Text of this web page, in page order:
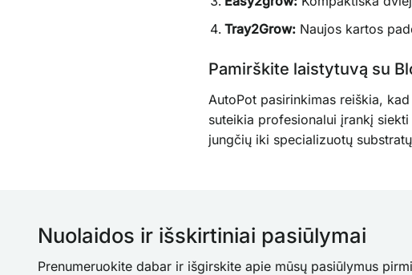
Tray2Grow: Naujos kartos
Pamirškite laistytuvą su
AutoPot pasirinkimas reiškia,
suteikia profesionalui įrankį
jungčių iki specializuotų
Nuolaidos ir išskirtiniai pasiūlymai
Prenumeruokite dabar ir išgirskite apie mūsų pasiūlymus